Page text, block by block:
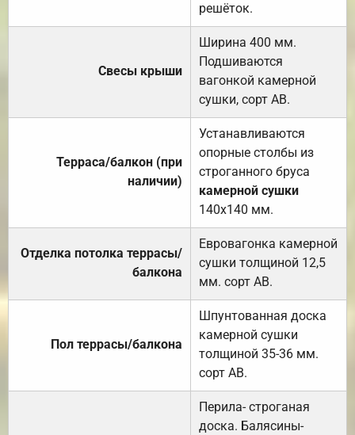
решёток.
Свесы крыши
Ширина 400 мм.
Подшиваются
вагонкой камерной
сушки, сорт АВ.
Терраса/балкон (при
наличии)
Устанавливаются
опорные столбы из
строганного бруса
камерной сушки
140х140 мм.
Отделка потолка террасы/
балкона
Евровагонка камерной
сушки толщиной 12,5
мм. сорт АВ.
Пол террасы/балкона
Шпунтованная доска
камерной сушки
толщиной 35-36 мм.
сорт АВ.
Перила- строганая
доска. Балясины-